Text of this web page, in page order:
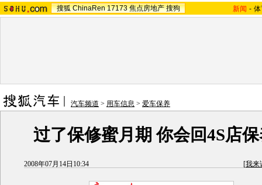
搜狐 ChinaRen 17173 焦点房地产 搜狗 新闻 -
汽车频道 > 用车信息 > 爱车保养
过了保修蜜月期 你会回4S店
2008年07月14日10:34 [我来